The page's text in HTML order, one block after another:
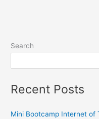
Search
Recent Posts
Mini Bootcamp Internet of